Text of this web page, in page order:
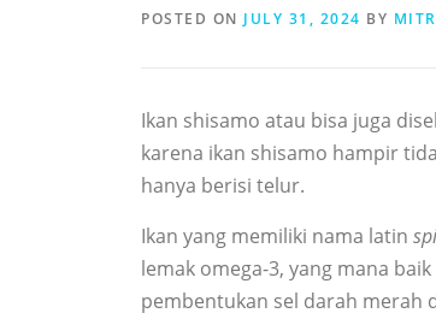
POSTED ON JULY 31, 2024 BY
Ikan shisamo atau bisa juga
karena ikan shisamo hampir
hanya berisi telur.
Ikan yang memiliki nama latin
lemak omega-3, yang mana
pembentukan sel darah merah